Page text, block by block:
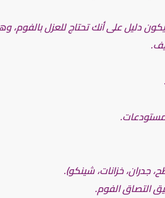
دليل على أنك تحتاج للعزل بالفوم،
خزانات، شينكو).
التصاق الفوم.